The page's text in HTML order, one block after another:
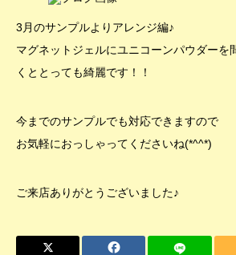
3月のサンプルよりアレンジ編♪
マグネットジェルにユニコーンパウダーを
くととっても綺麗です！！
今までのサンプルでも対応できますので
お気軽におっしゃってくださいね(*^^*)
ご来店ありがとうございました♪